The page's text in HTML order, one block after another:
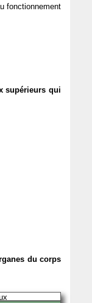
fonctionnement
supérieurs qui
du corps